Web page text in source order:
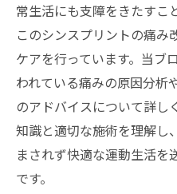
常生活にも支障をきたすこ
このシンスプリントの痛み
ケアを行っています。当ブ
われている痛みの原因分析
のアドバイスについて詳し
知識と適切な施術を理解し
まされず快適な運動生活を
です。